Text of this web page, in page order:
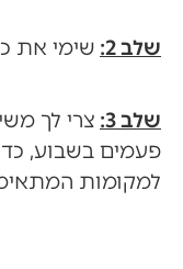
שלב 2: שימי את
שלב 3:
פעמים בשבוע,
למקומות